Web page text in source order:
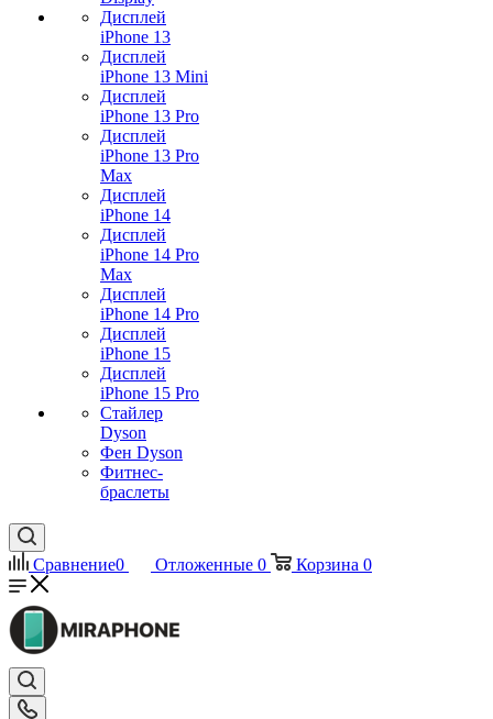
Дисплей
iPhone 13
Дисплей
iPhone 13 Mini
Дисплей
iPhone 13 Pro
Дисплей
iPhone 13 Pro
Max
Дисплей
iPhone 14
Дисплей
iPhone 14 Pro
Max
Дисплей
iPhone 14 Pro
Дисплей
iPhone 15
Дисплей
iPhone 15 Pro
Стайлер
Dyson
Фен Dyson
Фитнес-
браслеты
Сравнение0 Отложенные 0 Корзина 0